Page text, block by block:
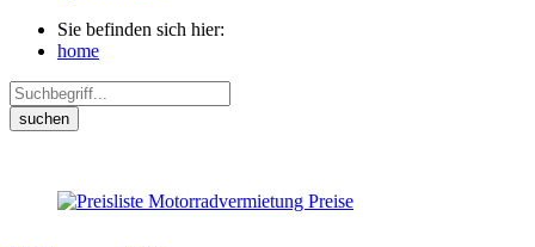
Sie befinden sich hier:
home
suchen